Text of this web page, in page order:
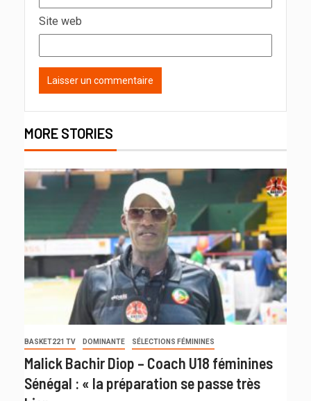
Site web
MORE STORIES
BASKET221 TV DOMINANTE SÉLECTIONS FÉMININES
Malick Bachir Diop – Coach U18 féminines
Sénégal : « la préparation se passe très